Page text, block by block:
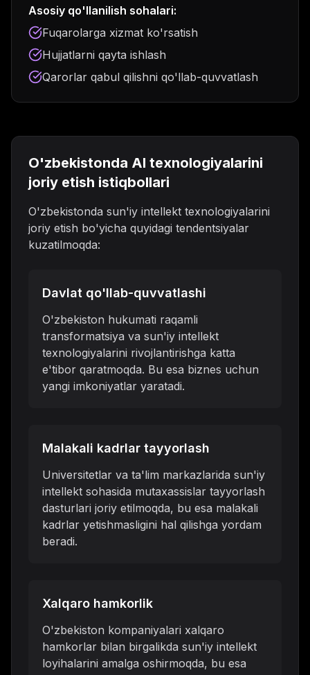
Asosiy qo'llanilish sohalari:
Fuqarolarga xizmat ko'rsatish
Hujjatlarni qayta ishlash
Qarorlar qabul qilishni qo'llab-quvvatlash
O'zbekistonda AI texnologiyalarini
joriy etish istiqbollari
O'zbekistonda sun'iy intellekt texnologiyalarini
joriy etish bo'yicha quyidagi tendentsiyalar
kuzatilmoqda:
Davlat qo'llab-quvvatlashi
O'zbekiston hukumati raqamli
transformatsiya va sun'iy intellekt
texnologiyalarini rivojlantirishga katta
e'tibor qaratmoqda. Bu esa biznes uchun
yangi imkoniyatlar yaratadi.
Malakali kadrlar tayyorlash
Universitetlar va ta'lim markazlarida sun'iy
intellekt sohasida mutaxassislar tayyorlash
dasturlari joriy etilmoqda, bu esa malakali
kadrlar yetishmasligini hal qilishga yordam
beradi.
Xalqaro hamkorlik
O'zbekiston kompaniyalari xalqaro
hamkorlar bilan birgalikda sun'iy intellekt
loyihalarini amalga oshirmoqda, bu esa